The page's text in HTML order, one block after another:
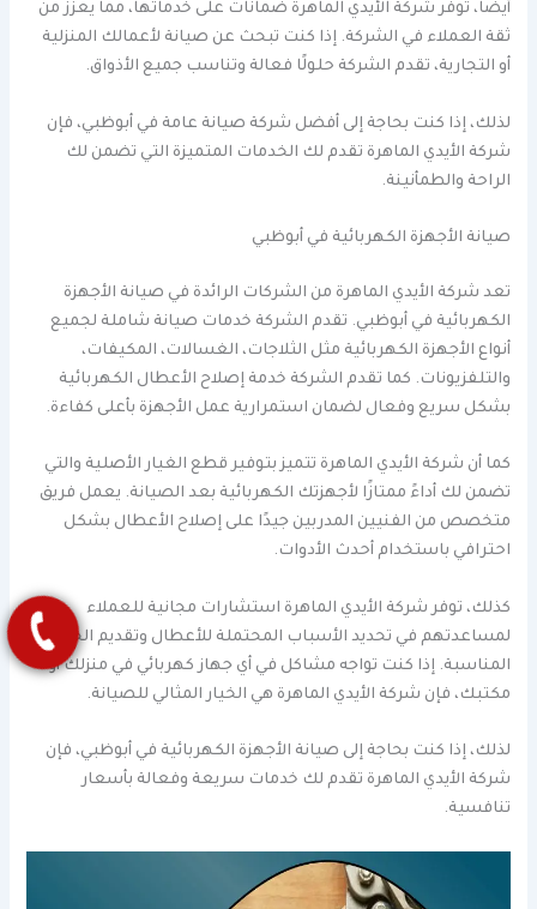
أيضًا، توفر شركة الأيدي الماهرة ضمانات على خدماتها، مما يعزز من
ثقة العملاء في الشركة. إذا كنت تبحث عن صيانة لأعمالك المنزلية
أو التجارية، تقدم الشركة حلولًا فعالة وتناسب جميع الأذواق.
لذلك، إذا كنت بحاجة إلى أفضل شركة صيانة عامة في أبوظبي، فإن
شركة الأيدي الماهرة تقدم لك الخدمات المتميزة التي تضمن لك
الراحة والطمأنينة.
صيانة الأجهزة الكهربائية في أبوظبي
تعد شركة الأيدي الماهرة من الشركات الرائدة في صيانة الأجهزة
الكهربائية في أبوظبي. تقدم الشركة خدمات صيانة شاملة لجميع
أنواع الأجهزة الكهربائية مثل الثلاجات، الغسالات، المكيفات،
والتلفزيونات. كما تقدم الشركة خدمة إصلاح الأعطال الكهربائية
بشكل سريع وفعال لضمان استمرارية عمل الأجهزة بأعلى كفاءة.
كما أن شركة الأيدي الماهرة تتميز بتوفير قطع الغيار الأصلية والتي
تضمن لك أداءً ممتازًا لأجهزتك الكهربائية بعد الصيانة. يعمل فريق
متخصص من الفنيين المدربين جيدًا على إصلاح الأعطال بشكل
احترافي باستخدام أحدث الأدوات.
كذلك، توفر شركة الأيدي الماهرة استشارات مجانية للعملاء
لمساعدتهم في تحديد الأسباب المحتملة للأعطال وتقديم الحلول
المناسبة. إذا كنت تواجه مشاكل في أي جهاز كهربائي في منزلك أو
مكتبك، فإن شركة الأيدي الماهرة هي الخيار المثالي للصيانة.
لذلك، إذا كنت بحاجة إلى صيانة الأجهزة الكهربائية في أبوظبي، فإن
شركة الأيدي الماهرة تقدم لك خدمات سريعة وفعالة بأسعار
تنافسية.